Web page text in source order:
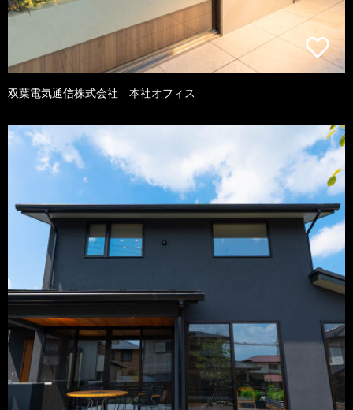
双葉電気通信株式会社 本社オフィス